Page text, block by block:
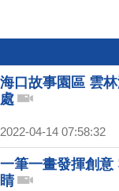
海口故事園區 雲
處
2022-04-14 07:58:32
一筆一畫發揮創意
睛